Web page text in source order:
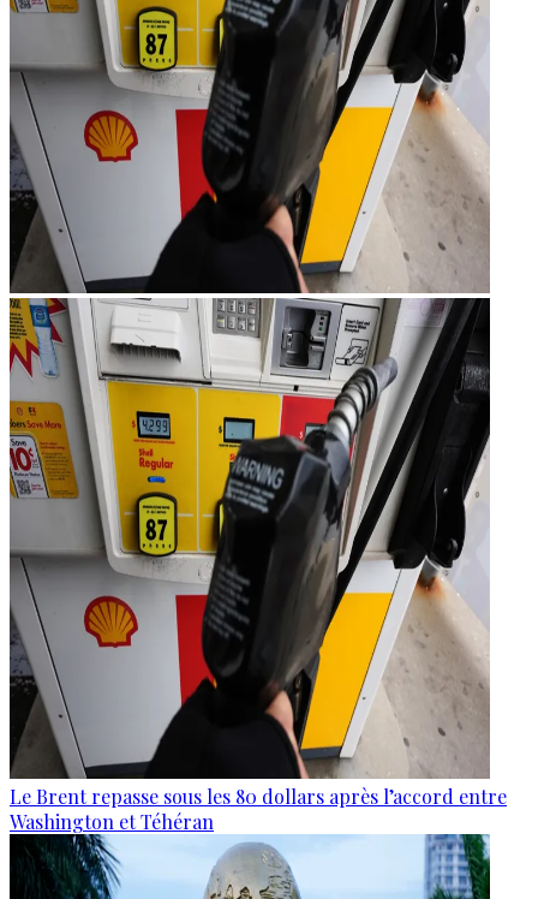
Le Brent repasse sous les 80 dollars après l’accord entre
Washington et Téhéran